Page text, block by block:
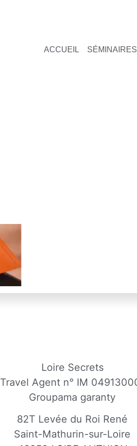
ACCUEIL SÉMINAIRES
Loire Secrets
Travel Agent n° IM
Groupama garanty
82T Levée du Roi René
Saint-Mathurin-sur-Loire